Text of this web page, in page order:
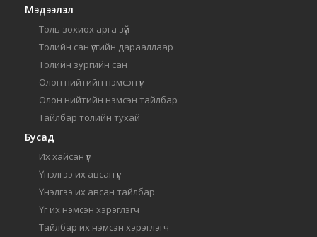
Мэдээлэл
Толь зохиох арга зүй
Толийн сан үсгийн дарааллаар
Толийн зургийн сан
Олон нийтийн нэмсэн үг
Олон нийтийн нэмсэн тайлбар
Тайлбар толийн тухай
Бусад
Их хайсан үг
Үнэлгээ их авсан үг
Үнэлгээ их авсан тайлбар
Үг их нэмсэн хэрэглэгч
Тайлбар их нэмсэн хэрэглэгч